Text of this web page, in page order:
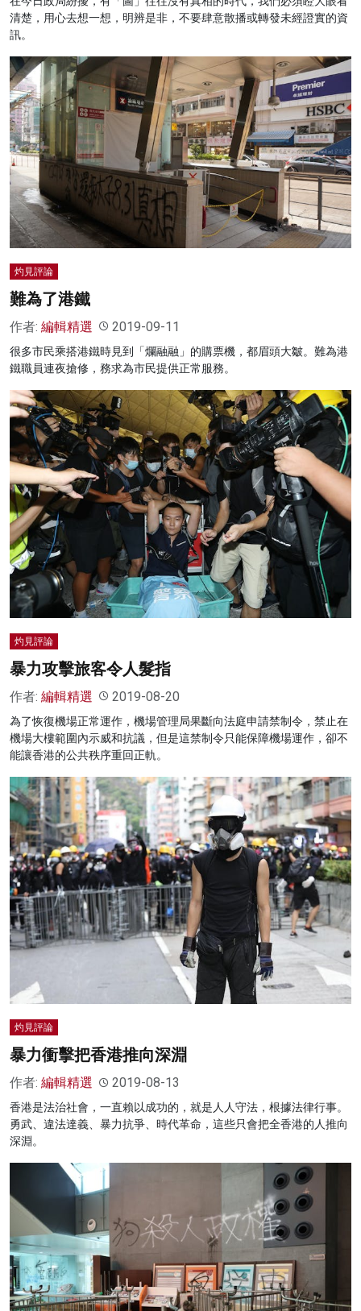
清楚，用心去想一想，明辨是非，不要肆意散播或轉發未經證實的資
訊。
灼見評論
難為了港鐵
作者: 編輯精選 2019-09-11
很多市民乘搭港鐵時見到「爛融融」的購票機，都眉頭大皺。難為港
鐵職員連夜搶修，務求為市民提供正常服務。
灼見評論
暴力攻擊旅客令人髮指
作者: 編輯精選 2019-08-20
為了恢復機場正常運作，機場管理局果斷向法庭申請禁制令，禁止在
機場大樓範圍內示威和抗議，但是這禁制令只能保障機場運作，卻不
能讓香港的公共秩序重回正軌。
灼見評論
暴力衝擊把香港推向深淵
作者: 編輯精選 2019-08-13
香港是法治社會，一直賴以成功的，就是人人守法，根據法律行事。
勇武、違法達義、暴力抗爭、時代革命，這些只會把全香港的人推向
深淵。